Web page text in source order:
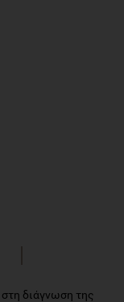
διάγνωση της